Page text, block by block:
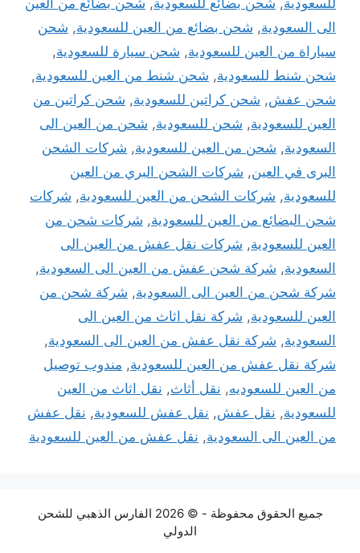
للسعودية, شحن بضائع للسعودية, شحن بضائع من العين
الى السعودية, شحن بضائع من العين للسعودية, شحن
سياراة من العين للسعودية, شحن سيارة للسعودية,
شحن شنط للسعودية, شحن شنط من العين للسعودية,
شحن عفش, شحن كراتين للسعودية, شحن كراتين من
العين للسعودية, شحن للسعودية, شحن من العين الى
السعودية, شحن من العين للسعودية, شركات الشحن
البرى في العين, شركات الشحن البري من العين
للسعودية, شركات الشحن من العين للسعودية, شركات
شحن البضائع من العين للسعودية, شركات شحن من
العين للسعودية, شركات نقل عفش من العين الى
السعودية, شركة شحن عفش من العين الى السعودية,
شركة شحن من العين الى السعودية, شركة شحن من
العين للسعودية, شركة نقل اثاث من العين الى
السعودية, شركة نقل عفش من العين الى السعودية,
شركة نقل عفش من العين للسعودية, مندوب توصيل
من العين للسعوديه, نقل أثاث, نقل اثاث من العين
للسعودية, نقل عفش, نقل عفش للسعودية, نقل عفش
من العين الى السعودية, نقل عفش من العين للسعودية
جميع الحقوق محفوظة - © 2026 الفارس الذهبي للشحن
الدولي